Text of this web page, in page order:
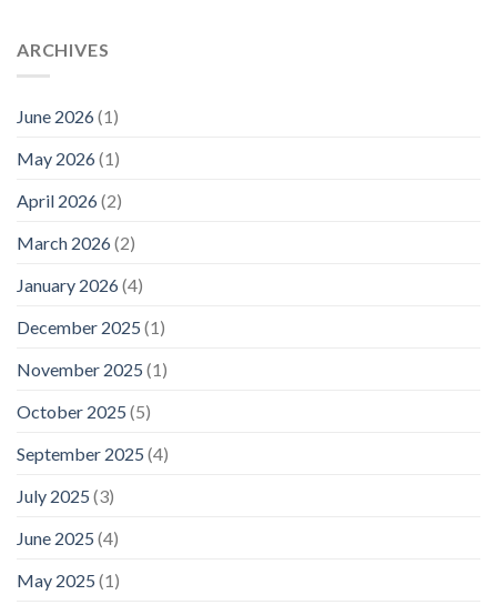
ARCHIVES
June 2026(1)
May 2026(1)
April 2026(2)
March 2026(2)
January 2026(4)
December 2025 (1)
November 2025 (1)
October 2025 (5)
September 2025 (4)
July 2025 (3)
June 2025 (4)
May 2025 (1)